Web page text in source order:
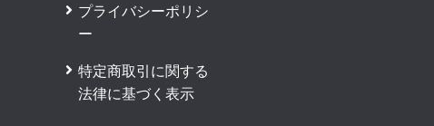
プライバシーポリシ
ー
特定商取引に関する
法律に基づく表示